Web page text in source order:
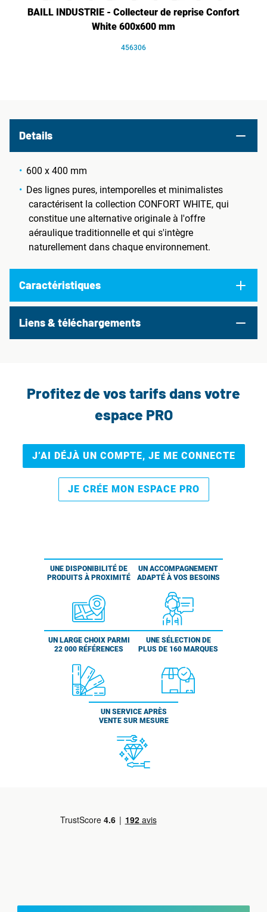
BAILL INDUSTRIE - Collecteur de reprise Confort
White 600x600 mm
456306
Details
600 x 400 mm
Des lignes pures, intemporelles et minimalistes
caractérisent la collection CONFORT WHITE, qui
constitue une alternative originale à l'offre
aéraulique traditionnelle et qui s'intègre
naturellement dans chaque environnement.
Caractéristiques
Liens & téléchargements
Profitez de vos tarifs dans votre
espace PRO
J’AI DÉJÀ UN COMPTE, JE ME CONNECTE
JE CRÉE MON ESPACE PRO
UNE DISPONIBILITÉ DE
PRODUITS À PROXIMITÉ
UN ACCOMPAGNEMENT
ADAPTÉ À VOS BESOINS
UN LARGE CHOIX PARMI
22 000 RÉFÉRENCES
UNE SÉLECTION DE
PLUS DE 160 MARQUES
UN SERVICE APRÈS
VENTE SUR MESURE